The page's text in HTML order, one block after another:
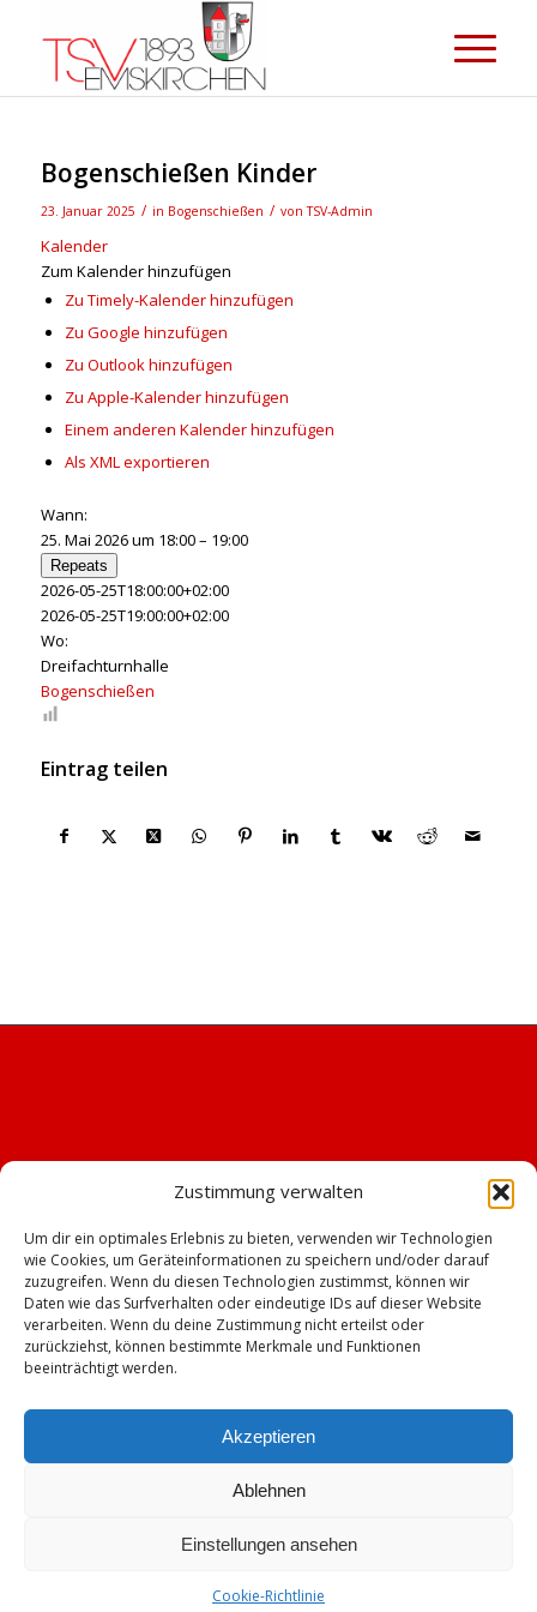
Zustimmung verwalten
Um dir ein optimales Erlebnis zu bieten, verwenden wir Technologien
wie Cookies, um Geräteinformationen zu speichern und/oder darauf
zuzugreifen. Wenn du diesen Technologien zustimmst, können wir
Daten wie das Surfverhalten oder eindeutige IDs auf dieser Website
verarbeiten. Wenn du deine Zustimmung nicht erteilst oder
zurückziehst, können bestimmte Merkmale und Funktionen
beeinträchtigt werden.
Akzeptieren
Ablehnen
Einstellungen ansehen
Cookie-Richtlinie
Bogenschießen Kinder
23. Januar 2025 / in Bogenschießen / vonTSV-Admin
Kalender
Zum Kalender hinzufügen
Zu Timely-Kalender hinzufügen
Zu Google hinzufügen
Zu Outlook hinzufügen
Zu Apple-Kalender hinzufügen
Einem anderen Kalender hinzufügen
Als XML exportieren
Wann:
25. Mai 2026 um 18:00 – 19:00
Repeats
2026-05-25T18:00:00+02:00
2026-05-25T19:00:00+02:00
Wo:
Dreifachturnhalle
Bogenschießen
Eintrag teilen
© Copyright - TSV Emskirchen -Enfold WordPress Theme by Kriesi
Datenschutz Cookie-Richtlinie (EU)
Mitgliederbereich mitDigiMember